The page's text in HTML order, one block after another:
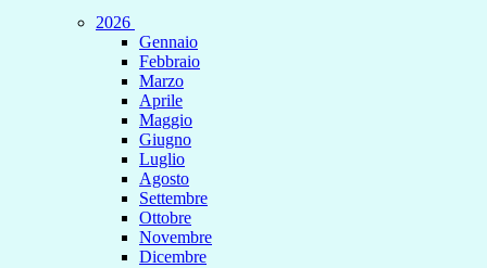
2026
Gennaio
Febbraio
Marzo
Aprile
Maggio
Giugno
Luglio
Agosto
Settembre
Ottobre
Novembre
Dicembre